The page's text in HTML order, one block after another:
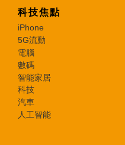
科技焦點
iPhone
5G流動
電腦
數碼
智能家居
科技
汽車
人工智能